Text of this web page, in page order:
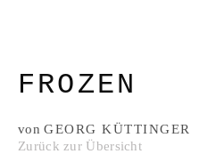
FROZEN
vonGEORG KÜTTINGER
Zurück zur Übersicht